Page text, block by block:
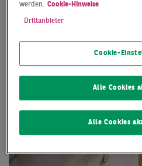
werden. Cookie-Hinweise
Drittanbieter
Cookie-
Alle Cookies
Alle Cookies